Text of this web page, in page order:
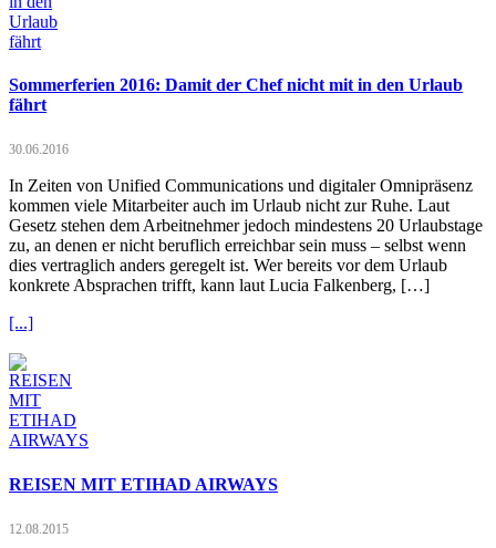
Sommerferien 2016: Damit der Chef nicht mit in den Urlaub
fährt
30.06.2016
In Zeiten von Unified Communications und digitaler Omnipräsenz
kommen viele Mitarbeiter auch im Urlaub nicht zur Ruhe. Laut
Gesetz stehen dem Arbeitnehmer jedoch mindestens 20 Urlaubstage
zu, an denen er nicht beruflich erreichbar sein muss – selbst wenn
dies vertraglich anders geregelt ist. Wer bereits vor dem Urlaub
konkrete Absprachen trifft, kann laut Lucia Falkenberg, […]
[...]
REISEN MIT ETIHAD AIRWAYS
12.08.2015